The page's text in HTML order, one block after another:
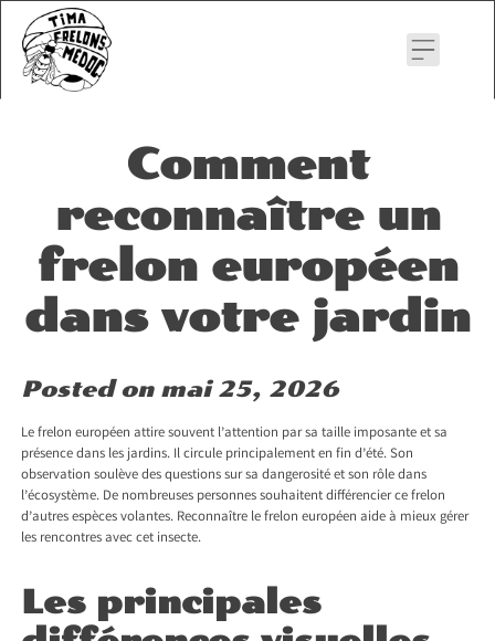
content
Comment
reconnaître un
frelon européen
dans votre jardin
Posted on mai 25, 2026
Le frelon européen attire souvent l’attention par sa taille imposante et sa
présence dans les jardins. Il circule principalement en fin d’été. Son
observation soulève des questions sur sa dangerosité et son rôle dans
l’écosystème. De nombreuses personnes souhaitent différencier ce frelon
d’autres espèces volantes. Reconnaître le frelon européen aide à mieux gérer
les rencontres avec cet insecte.
Les principales